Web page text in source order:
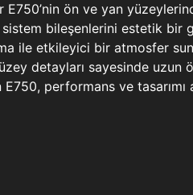
E750’nin ön ve yan
bileşenlerini estetik bir
ile etkileyici bir atmosfer
detayları sayesinde uzun
E750, performans ve tasarımı